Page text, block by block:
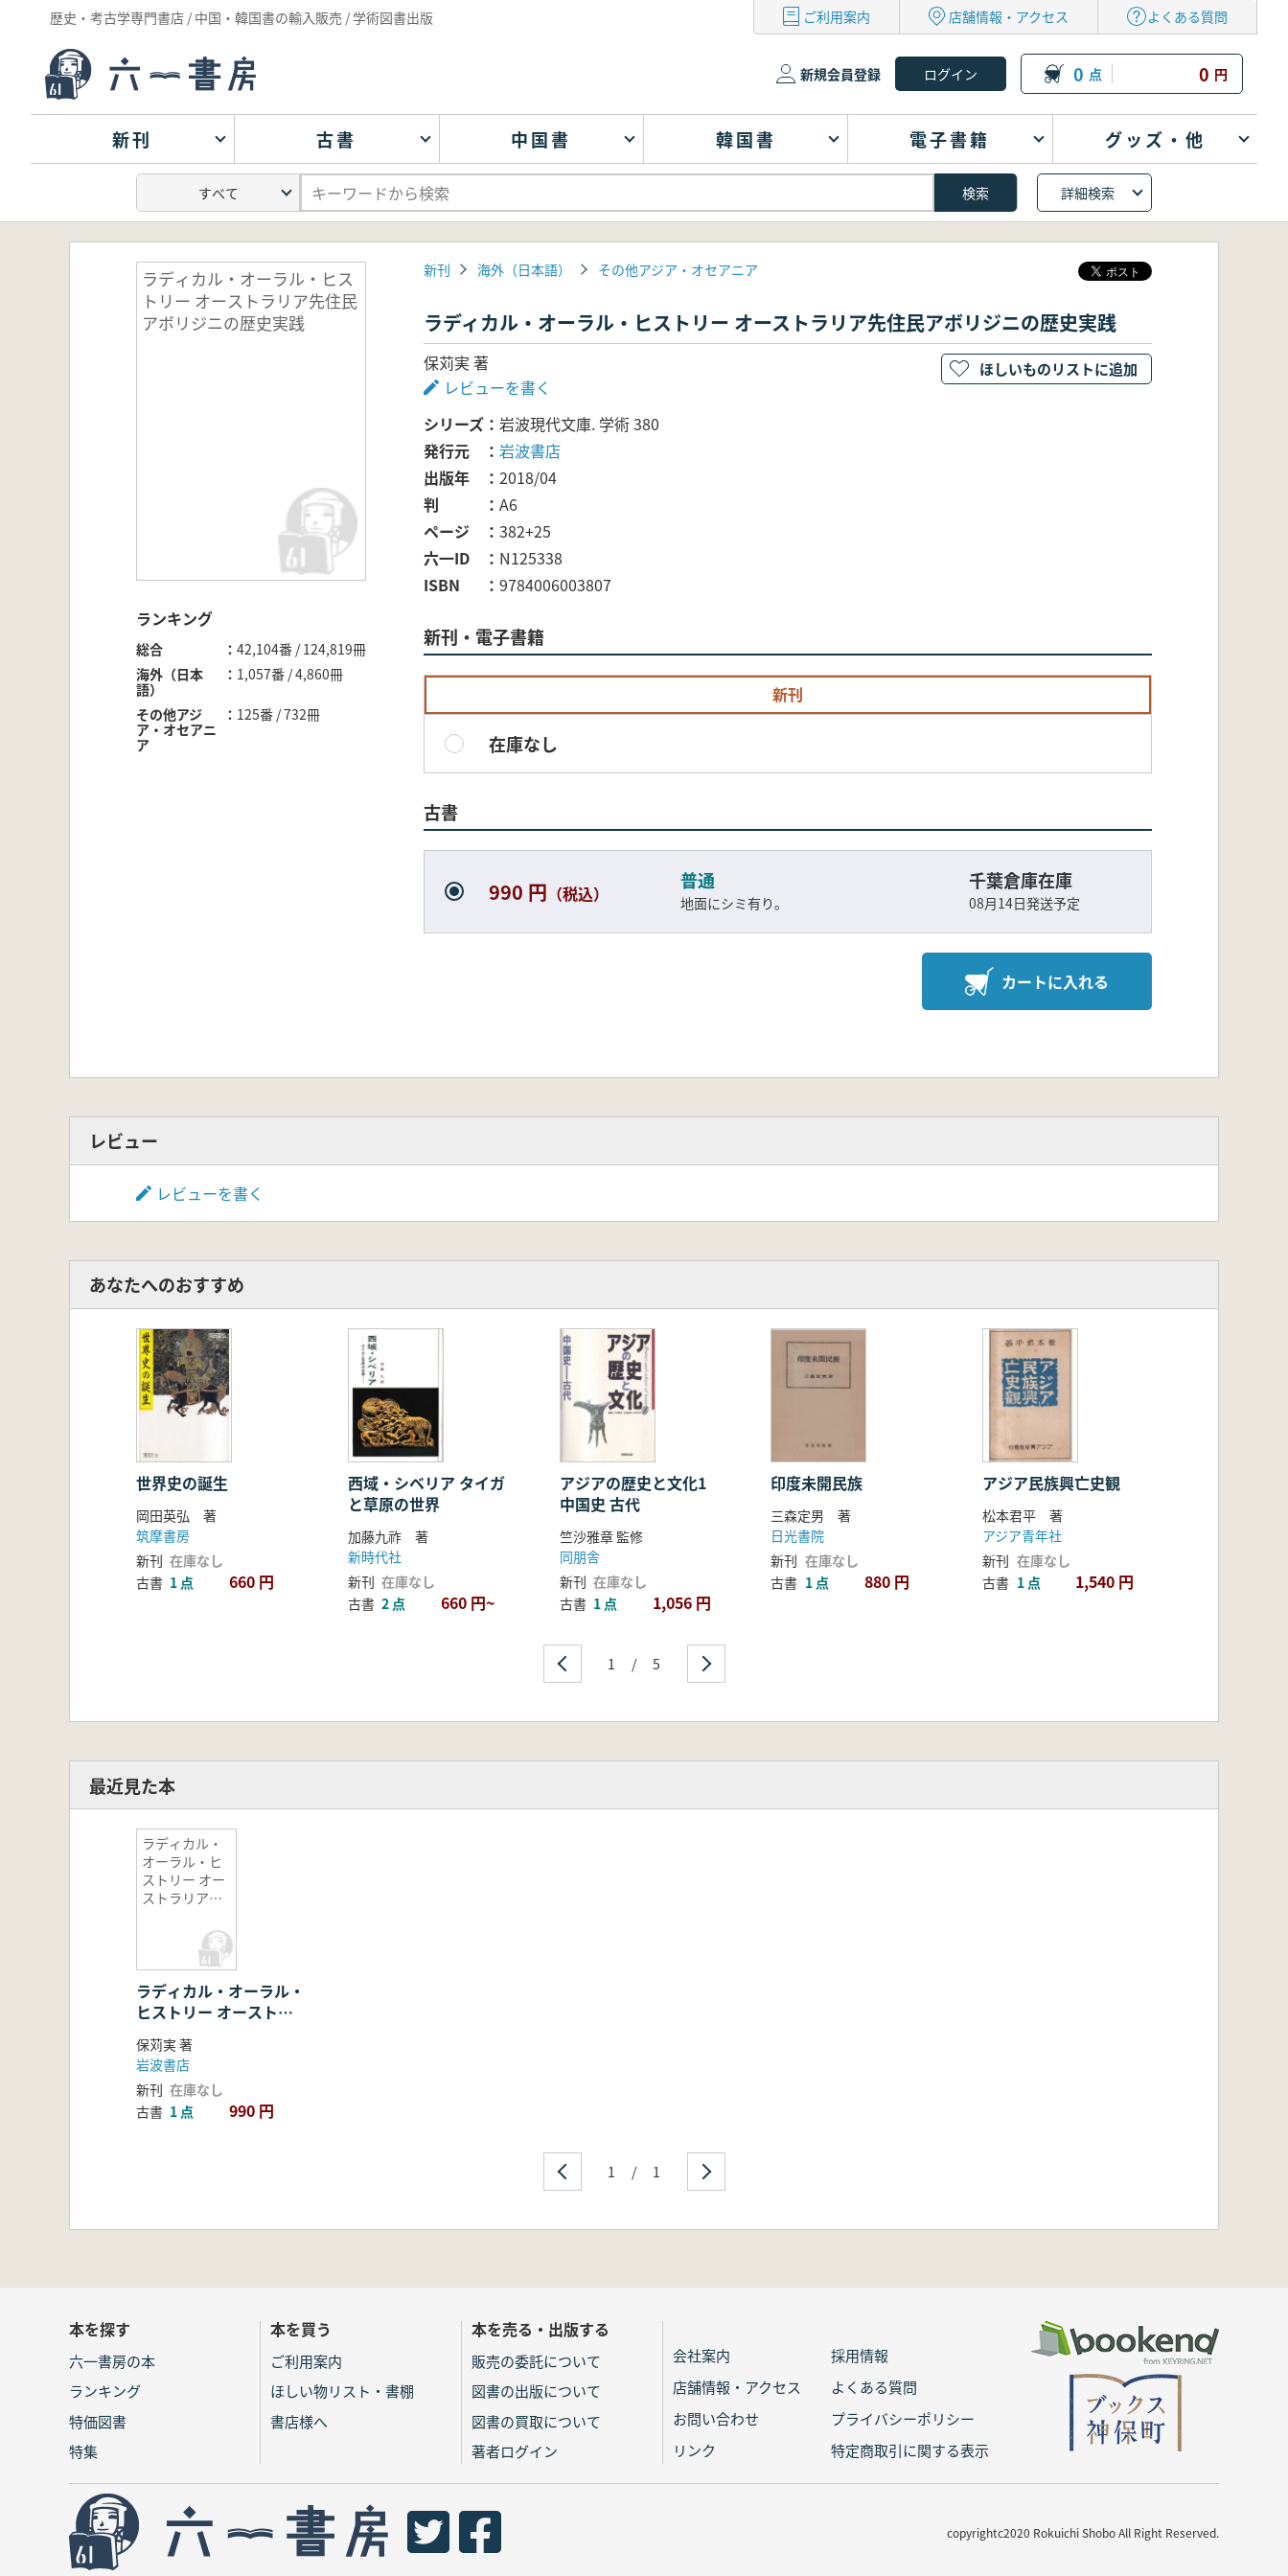
歴史・考古学専門書店 / 中国・韓国書の輸入販売 / 学術図書出版 ご利用案内 店舗情報・アクセス よくある質問
新規会員登録 0 点 0 円
新刊 古書 中国書 韓国書 電子書籍 グッズ・他
詳細検索
ラディカル・オーラル・ヒス
トリー オーストラリア先住民
アボリジニの歴史実践
ランキング
総合
42,104番 / 124,819冊
海外（日本
語）
1,057番 / 4,860冊
その他アジ
ア・オセアニ
ア
125番 / 732冊
新刊 海外（日本語） その他アジア・オセアニア
ラディカル・オーラル・ヒストリー オーストラリア先住民アボリジニの歴史実践
保苅実 著
レビューを書く
シリーズ
岩波現代文庫. 学術 380
発行元
岩波書店
出版年
2018/04
判
A6
ページ
382+25
六一ID
N125338
ISBN
9784006003807
新刊・電子書籍
新刊
在庫なし
古書
990 円 （税込）
普通
地面にシミ有り。
千葉倉庫在庫
08月14日発送予定
カートに入れる
ほしいものリストに追加
レビュー
レビューを書く
あなたへのおすすめ
世界史の誕生
岡田英弘 著
筑摩書房
新刊 在庫なし
古書 1 点 660 円
西域・シベリア タイガ
と草原の世界
加藤九祚 著
新時代社
新刊 在庫なし
古書 2 点 660 円~
アジアの歴史と文化1
中国史 古代
竺沙雅章 監修
同朋舎
新刊 在庫なし
古書 1 点 1,056 円
印度未開民族
三森定男 著
日光書院
新刊 在庫なし
古書 1 点 880 円
アジア民族興亡史観
松本君平 著
アジア青年社
新刊 在庫なし
古書 1 点 1,540 円
1 / 5
最近見た本
ラディカル・
オーラル・ヒ
ストリー オー
ストラリア先
ニの歴史実践
ラディカル・オーラル・
ヒストリー オーストラ
リア先住民アボリジニの
歴史実践
保苅実 著
岩波書店
新刊 在庫なし
古書 1 点 990 円
1 / 1
本を探す
六一書房の本
ランキング
特価図書
特集
本を買う
ご利用案内
ほしい物リスト・書棚
書店様へ
本を売る・出版する
販売の委託について
図書の出版について
図書の買取について
著者ログイン
会社案内
採用情報
店舗情報・アクセス
よくある質問
お問い合わせ
プライバシーポリシー
リンク
特定商取引に関する表示
copyrightc2020 Rokuichi Shobo All Right Reserved.